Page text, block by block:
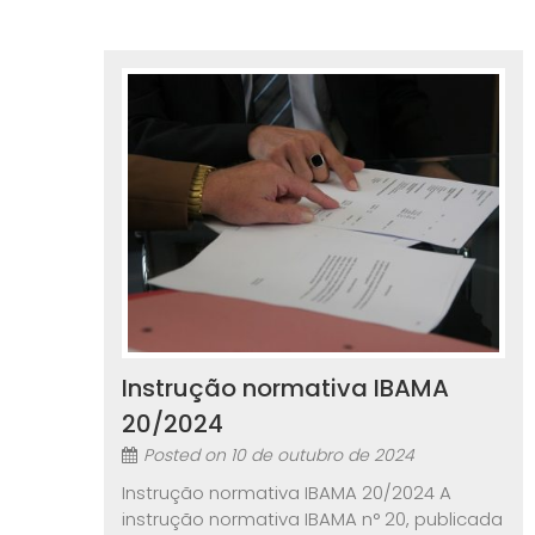
Instrução normativa IBAMA
20/2024
Posted on 10 de outubro de 2024
Instrução normativa IBAMA 20/2024 A
instrução normativa IBAMA n° 20, publicada